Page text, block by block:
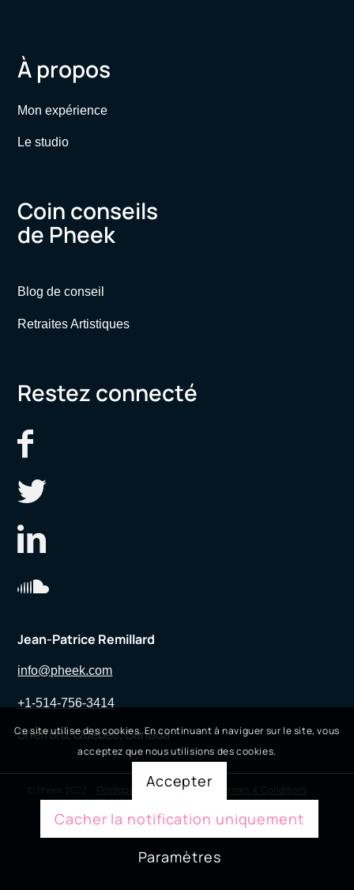
À propos
Mon expérience
Le studio
Coin conseils
de Pheek
Blog de conseil
Retraites Artistiques
Restez connecté
Jean-Patrice Remillard
info@pheek.com
+1-514-756-3414
Shefford, Québec, Canada
Politique de confidentialité
Ce site utilise des cookies. En continuant à naviguer sur le site, vous
acceptez que nous utilisions des cookies.
Accepter
Cacher la notification uniquement
Paramètres